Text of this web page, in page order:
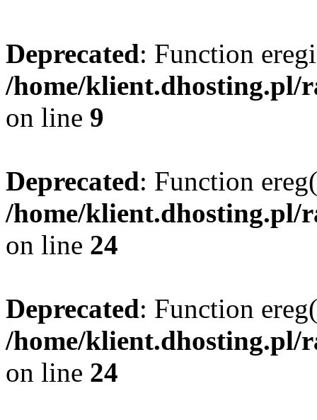
Deprecated: Function
/home/klient.dhosting.pl/
on line 9
Deprecated: Function
/home/klient.dhosting.pl/
on line 24
Deprecated: Function
/home/klient.dhosting.pl/
on line 24